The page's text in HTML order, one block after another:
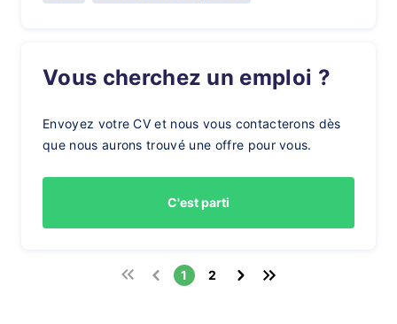
Vous cherchez un emploi ?
Envoyez votre CV et nous vous contacterons dès
que nous aurons trouvé une offre pour vous.
C'est parti
1 2